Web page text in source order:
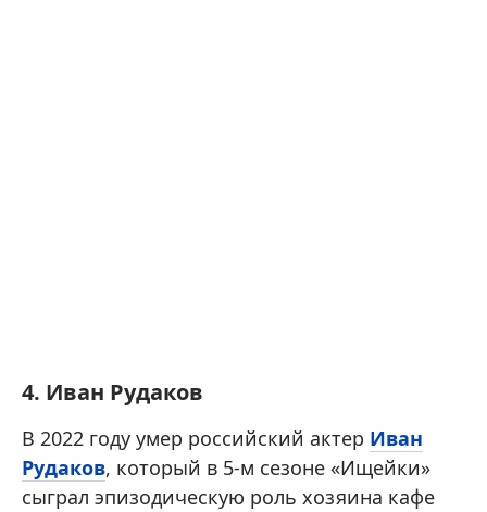
4. Иван Рудаков
В 2022 году умер российский актер Иван
Рудаков, который в 5-м сезоне «Ищейки»
сыграл эпизодическую роль хозяина кафе